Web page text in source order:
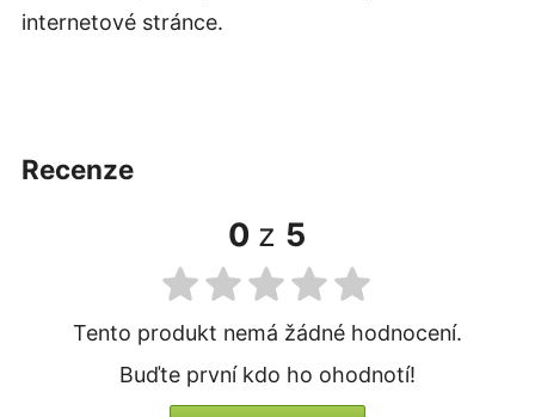
internetové stránce.
recenze
0 z 5
Tento produkt nemá žádné hodnocení.
Buďte první kdo ho ohodnotí!